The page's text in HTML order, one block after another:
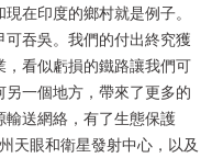
在印度的鄉村就是例子。
吞吳。我們的付出終究獲
看似虧損的鐵路讓我們可
一個地方，帶來了更多的
送網絡，有了生態保護
天眼和衛星發射中心，以及